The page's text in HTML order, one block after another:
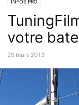
INFOS PRO
votre
25 mars 2013